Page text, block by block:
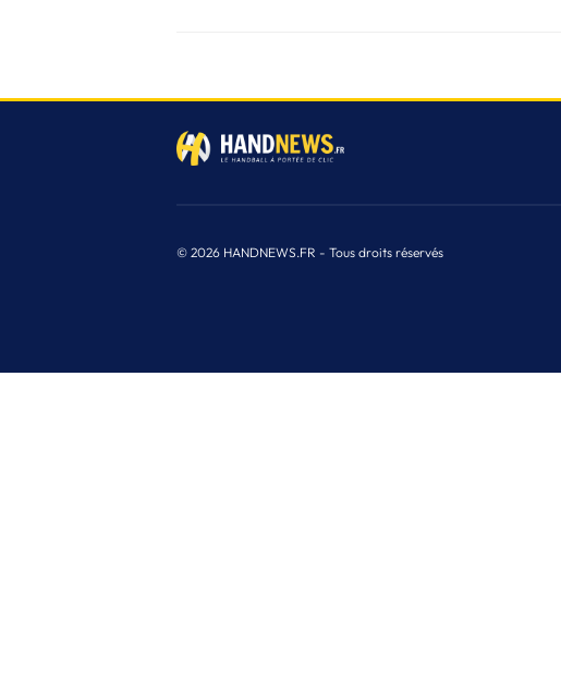
© 2026 HANDNEWS.FR - Tous droits réservés